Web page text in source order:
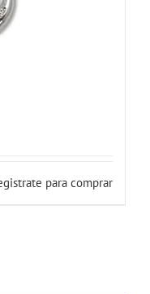
para comprar